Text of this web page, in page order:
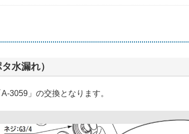
水漏れ）
3059」の交換となります。